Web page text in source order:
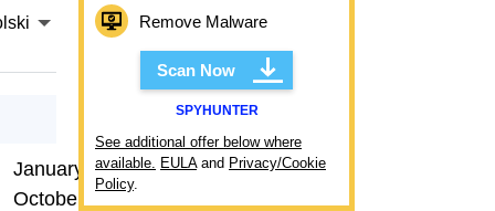
January 9, 2025
October 26, 2025
Remove Malware
Scan Now
SPYHUNTER
See additional offer below where
available. EULAand Privacy/Cookie
Policy.